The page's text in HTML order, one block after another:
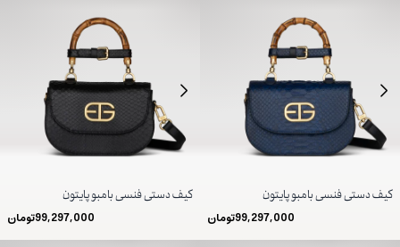
کیف دستی فنسی بامبو پایتون
99,297,000تومان
کیف دستی فنسی بامبو پایتون
99,297,000تومان